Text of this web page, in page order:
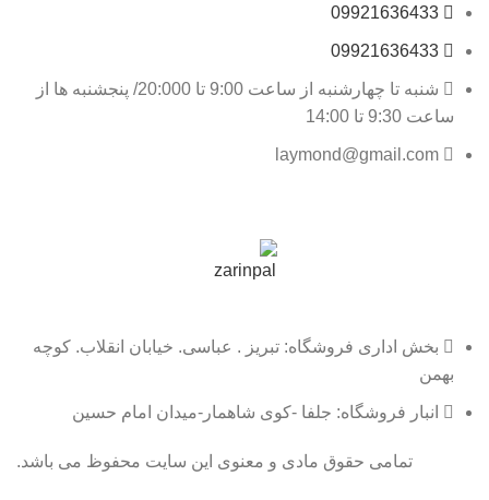
09921636433
09921636433
شنبه تا چهارشنبه از ساعت 9:00 تا 20:000/ پنجشنبه ها از
ساعت 9:30 تا 14:00
laymond@gmail.com
بخش اداری فروشگاه: تبریز . عباسی. خیابان انقلاب. کوچه
بهمن
انبار فروشگاه: جلفا -کوی شاهمار-میدان امام حسین
تمامی حقوق مادی و معنوی این سایت محفوظ می باشد.